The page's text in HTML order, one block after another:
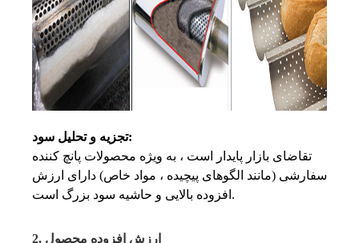
تجزیه و تحلیل سود:
تقاضای بازار پایدار است ، به ویژه محصولات پانچ کننده
سفارشی (مانند الگوهای پیچیده ، مواد خاص) دارای ارزش
افزوده بالایی و حاشیه سود بزرگ است.
2. ارزش افزوده محصول